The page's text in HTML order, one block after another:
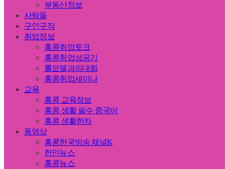
부동산정보
사람들
구인구직
취업정보
홍콩취업토크
홍콩취업성공기
롤모델과의대화
홍콩취업세미나
교육
홍콩 교육정보
홍콩 생활 필수 중국어
홍콩 생활한자
동영상
홍콩한국방송 채널K
한인뉴스
홍콩뉴스